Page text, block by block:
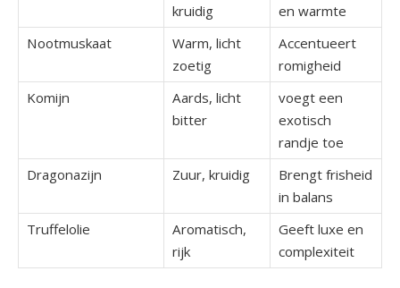
kruidig
en warmte
Nootmuskaat
Warm, licht
zoetig
Accentueert‍
romigheid
Komijn
Aards, licht‍
bitter
voegt een
exotisch
randje toe
Dragonazijn
Zuur, ⁤kruidig
Brengt ⁤frisheid
in balans
Truffelolie
Aromatisch,
rijk
Geeft luxe en
⁤complexiteit